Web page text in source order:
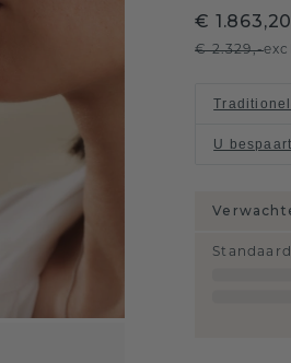
€ 1.863,20
€ 2.329,-
U bespaart
Standaard